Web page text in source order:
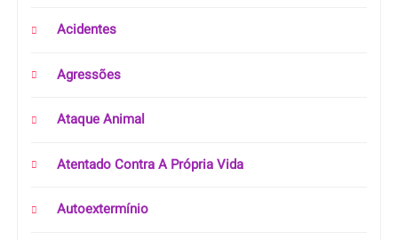
Acidentes
Agressões
Ataque Animal
Atentado Contra A Própria Vida
Autoextermínio